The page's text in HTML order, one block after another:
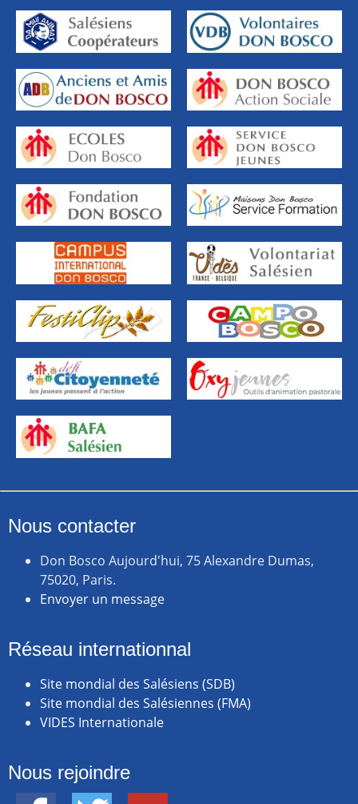
Nous contacter
Don Bosco Aujourd'hui, 75 Alexandre Dumas,
75020, Paris.
Envoyer un message
Réseau internationnal
Site mondial des Salésiens (SDB)
Site mondial des Salésiennes (FMA)
VIDES Internationale
Nous rejoindre